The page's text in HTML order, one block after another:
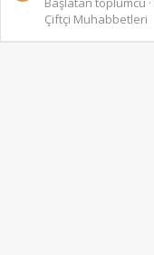
Çiftçi Muhabbetleri